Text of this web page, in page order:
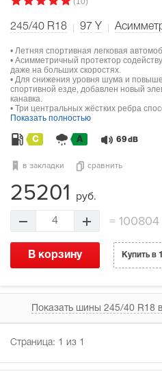
245/40 R18 97 Y
• Летняя спортивная легковая
• Асимметричный протектор
даже на больших скоростях.
• Для снижения уровня шума и
спортивной езде, добавлен новый
канавка.
• Три центральных жёстких ребра
Показать полностью
C A 69 dB
в закладки сравнить
25201 руб.
4 = 100804
В корзину Купить в
Показать шины 245/40 R18
Страница: 1 из 1